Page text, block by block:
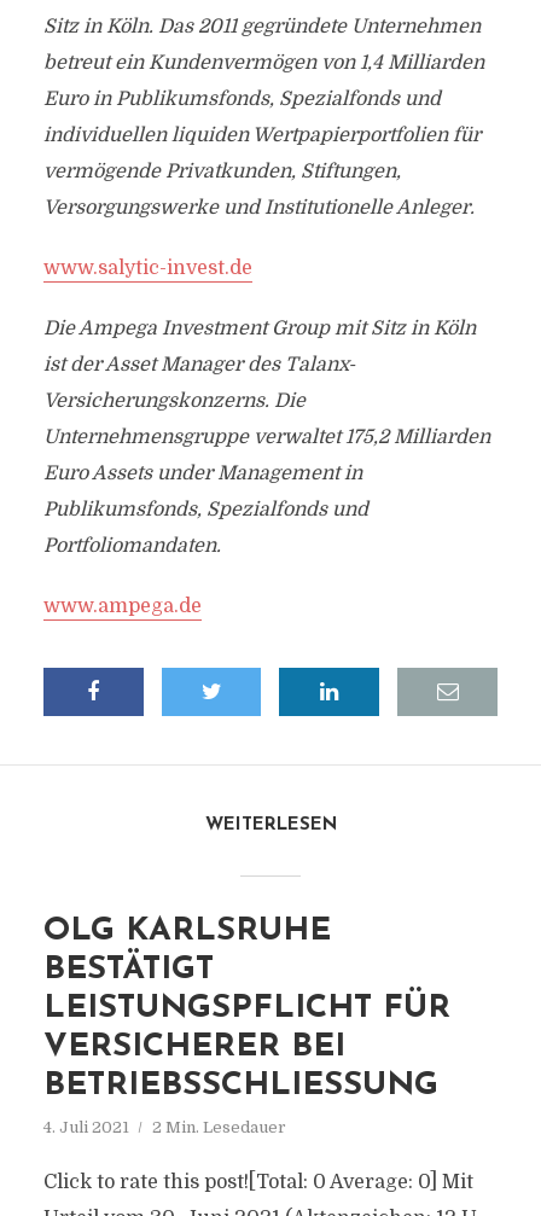
Sitz in Köln. Das 2011 gegründete Unternehmen
betreut ein Kundenvermögen von 1,4 Milliarden
Euro in Publikumsfonds, Spezialfonds und
individuellen liquiden Wertpapierportfolien für
vermögende Privatkunden, Stiftungen,
Versorgungswerke und Institutionelle Anleger.
www.salytic-invest.de
Die Ampega Investment Group mit Sitz in Köln
ist der Asset Manager des Talanx-
Versicherungskonzerns. Die
Unternehmensgruppe verwaltet 175,2 Milliarden
Euro Assets under Management in
Publikumsfonds, Spezialfonds und
Portfoliomandaten.
www.ampega.de
WEITERLESEN
OLG KARLSRUHE
BESTÄTIGT
LEISTUNGSPFLICHT FÜR
VERSICHERER BEI
BETRIEBSSCHLIESSUNG
4. Juli 2021 2 Min. Lesedauer
Click to rate this post![Total: 0 Average: 0] Mit